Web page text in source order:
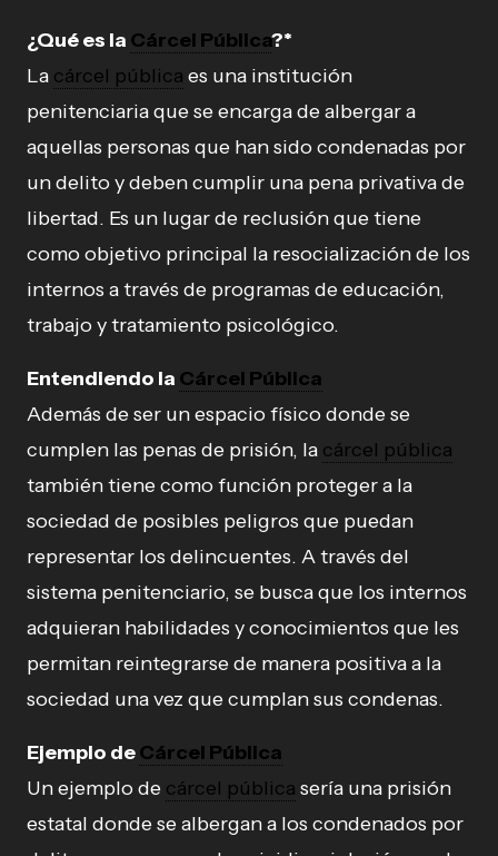
¿Qué es la Cárcel Pública?*
La cárcel pública es una institución
penitenciaria que se encarga de albergar a
aquellas personas que han sido condenadas por
un delito y deben cumplir una pena privativa de
libertad. Es un lugar de reclusión que tiene
como objetivo principal la resocialización de los
internos a través de programas de educación,
trabajo y tratamiento psicológico.
Entendiendo la Cárcel Pública
Además de ser un espacio físico donde se
cumplen las penas de prisión, la cárcel pública
también tiene como función proteger a la
sociedad de posibles peligros que puedan
representar los delincuentes. A través del
sistema penitenciario, se busca que los internos
adquieran habilidades y conocimientos que les
permitan reintegrarse de manera positiva a la
sociedad una vez que cumplan sus condenas.
Ejemplo deCárcel Pública
Un ejemplo de cárcel pública sería una prisión
estatal donde se albergan a los condenados por